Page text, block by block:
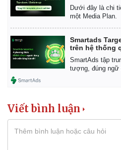
Dưới đây là chi
một Media Plan.
Smartads
trên hệ thống
SmartAds tập
tượng, đúng ngữ
Viết bình luận